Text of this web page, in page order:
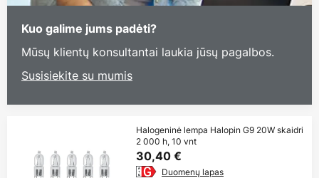
Kuo galime jums padėti?
Mūsų klientų konsultantai laukia jūsų pagalbos.
Susisiekite su mumis
Halogeninė lempa Halopin G9 20W skaidri
2 000 h, 10 vnt
30,40 €
Duomenų lapas